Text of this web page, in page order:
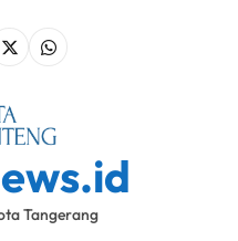
Tangerang